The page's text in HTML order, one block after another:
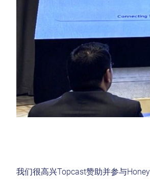
我们很高兴Topcast赞助并参与